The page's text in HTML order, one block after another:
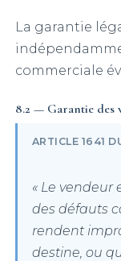
La garantie
commerciale
8.2 — Garantie des
ARTICLE 1641
« Le
des défauts
rendent
destine, ou